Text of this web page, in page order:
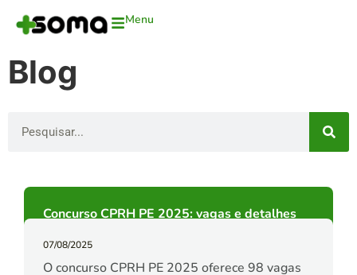
Menu
Blog
Concurso CPRH PE 2025: vagas e detalhes
07/08/2025
O concurso CPRH PE 2025 oferece 98 vagas